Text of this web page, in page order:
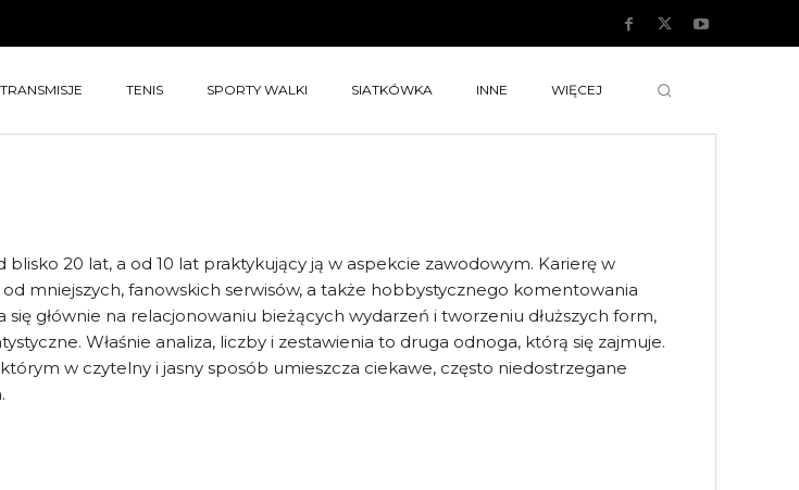
TRANSMISJE TENIS SPORTY WALKI SIATKÓWKA INNE WIĘCEJ
blisko 20 lat, a od 10 lat praktykujący ją w aspekcie zawodowym. Karierę w
mniejszych, fanowskich serwisów, a także hobbystycznego komentowania
głównie na relacjonowaniu bieżących wydarzeń i tworzeniu dłuższych form,
Właśnie analiza, liczby i zestawienia to druga odnoga, którą się zajmuje.
w czytelny i jasny sposób umieszcza ciekawe, często niedostrzegane